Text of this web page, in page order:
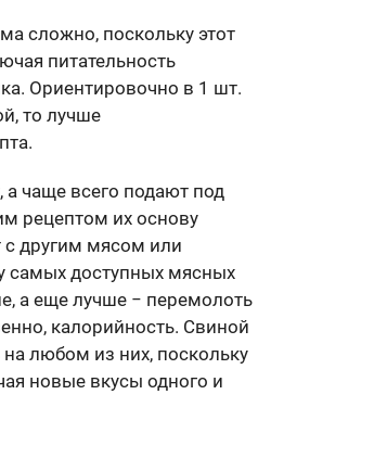
сложно, поскольку этот
питательность
Ориентировочно в 1 шт.
то лучше
а чаще всего подают под
рецептом их основу
другим мясом или
самых доступных мясных
а еще лучше − перемолоть
калорийность. Свиной
любом из них, поскольку
новые вкусы одного и